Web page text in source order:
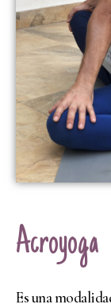
Acroyoga
Es una